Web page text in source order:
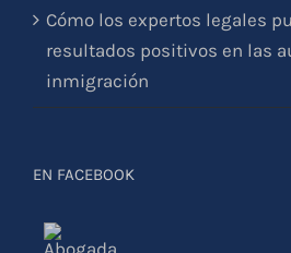
Cómo los expertos legales
resultados positivos en las
inmigración
EN FACEBOOK